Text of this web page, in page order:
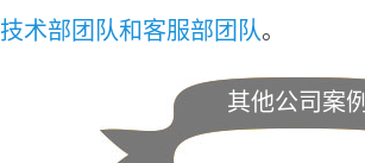
技术部团队和客服部团队。
其他公司案例